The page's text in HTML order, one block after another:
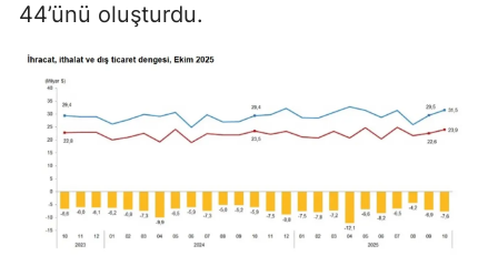
44’ünü oluşturdu.